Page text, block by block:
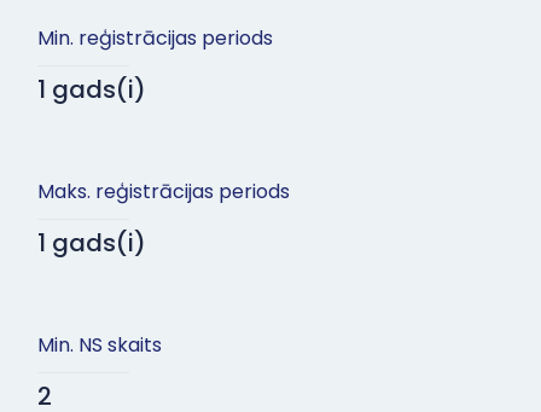
Min. reģistrācijas periods
1 gads(i)
Maks. reģistrācijas periods
1 gads(i)
Min. NS skaits
2